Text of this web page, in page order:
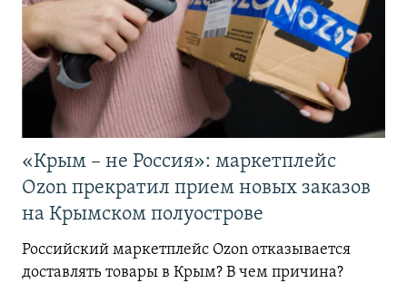
«Крым – не Россия»: маркетплейс
Ozon прекратил прием новых заказов
на Крымском полуострове
Российский маркетплейс Ozon отказывается
доставлять товары в Крым? В чем причина?